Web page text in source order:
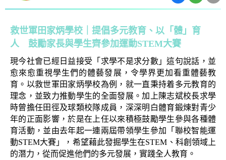
救世軍田家炳學校｜提倡多元教育、以「體」育
人 鼓勵家長與學生齊參加運動STEM大賽
現今社會已經日益接受 「 求學不是求分數 」這句說話，並
愈來愈重視學生們的體藝發展，令學界更加看重體藝教
育。以救世軍田家炳學校為例，就一直秉持着多元教育的
理念，並致力推動學生的全面發展 。加上 陳志斌校長求學
時曾擔任田徑及球類校隊成員，深深明白體育鍛煉對青少
年的正面影響，於是在上任以來積極鼓勵學生參與各種體
育活動，並由去年起一連兩屆帶領學生參加
「聯校智能運
動STEM大賽」
，希望藉此發掘學生在STEM、科創領域上
的潛力，從而促進他們的多元發展，實踐全人教育。